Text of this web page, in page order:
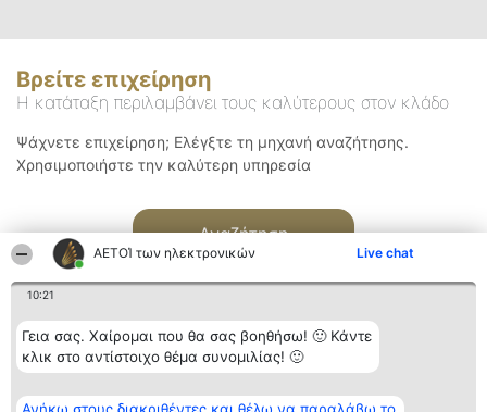
ΑΕΤΟΊ των ηλεκτρονικών Live chat
10:21
Γεια σας. Χαίρομαι που θα σας βοηθήσω! 🙂 Κάντε
κλικ στο αντίστοιχο θέμα συνομιλίας! 🙂
Βρείτε επιχείρηση
Η κατάταξη περιλαμβάνει τους καλύτερους στον κλάδο
Ψάχνετε επιχείρηση; Ελέγξτε τη μηχανή αναζήτησης.
Χρησιμοποιήστε την καλύτερη υπηρεσία
Αναζήτηση
Διοργανωτής της
κατάταξης
Κατάταξη
Διακριθέντες
Επικοινωνία
Επικοινωνία